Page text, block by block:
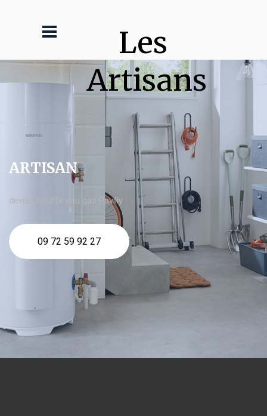
Les
Artisans
ARTISAN
devis Chauffe eau gaz Pavilly
09 72 59 92 27